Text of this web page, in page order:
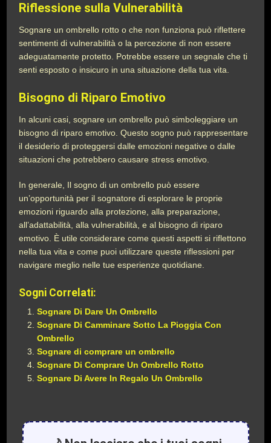
Riflessione sulla Vulnerabilità
Sognare un ombrello rotto o che non funziona può riflettere
sentimenti di vulnerabilità o la percezione di non essere
adeguatamente protetto. Potrebbe essere un segnale che ti
senti esposto o insicuro in una situazione della tua vita.
Bisogno di Riparo Emotivo
In alcuni casi, sognare un ombrello può simboleggiare un
bisogno di riparo emotivo. Questo sogno può rappresentare
il desiderio di proteggersi dalle emozioni negative o dalle
situazioni che potrebbero causare stress emotivo.
In generale, Il sogno di un ombrello può essere
un’opportunità per il sognatore di esplorare le proprie
emozioni riguardo alla protezione, alla preparazione,
all’adattabilità, alla vulnerabilità, e al bisogno di riparo
emotivo. È utile considerare come questi aspetti si riflettono
nella tua vita e come puoi utilizzare queste riflessioni per
navigare meglio nelle tue esperienze quotidiane.
Sogni Correlati:
Sognare Di Dare Un Ombrello
Sognare Di Camminare Sotto La Pioggia Con
Ombrello
Sognare di comprare un ombrello
Sognare Di Comprare Un Ombrello Rotto
Sognare Di Avere In Regalo Un Ombrello